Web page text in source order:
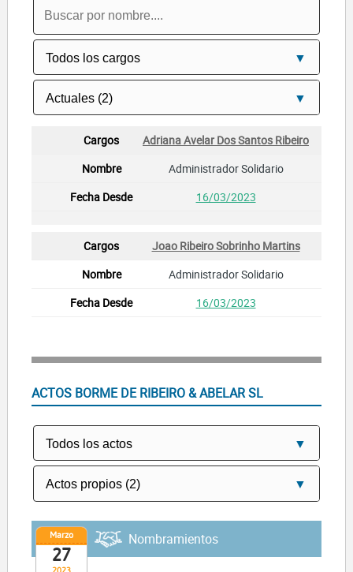
Adriana Avelar Dos Santos Ribeiro
Administrador Solidario
16/03/2023
Joao Ribeiro Sobrinho Martins
Administrador Solidario
16/03/2023
ACTOS BORME DE RIBEIRO & ABELAR SL
Marzo
27
Nombramientos